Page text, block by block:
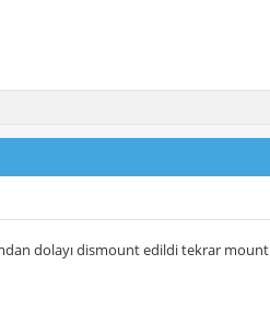
dolayı dismount edildi tekrar mount